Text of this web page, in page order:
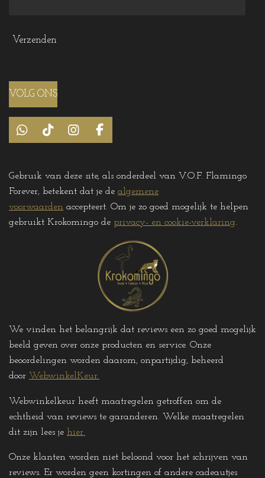
Verzenden
VOLG ONS
W
A
p
T
k
I
g
r
F
b
o
o
Gebruik van deze site, als onderdeel van V.O.F. Flamingo
Forever, betekent dat je de algemene
voorwaarden accepteert. Om je zo goed mogelijk te helpen
gebruikt Krokomingo de privacy- en cookie-verklaring.
We vinden het belangrijk dat reviews een zo goed mogelijk
beeld geven over onze producten en service. Onze
beoordelingen worden daarom, onpartijdig, beheerd
door WebwinkelKeur.
Webwinkelkeur heeft maatregelen getroffen om de
echtheid van reviews te garanderen. Welke maatregelen
dit zijn lees je hier.
Onze klanten worden niet beloond voor het schrijven van
reviews. Er worden geen kortingen of andere cadeautjes